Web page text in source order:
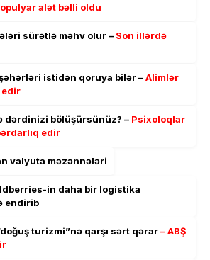
alət bəlli oldu
sürətlə məhv olur – Son illərdə
istidən qoruya bilər –Alimlər
edir
dərdinizi bölüşürsünüz? – Psixoloqlar
edir
valyuta məzənnələri
in daha bir logistika
endirib
turizmi”nə qarşı sərt qərar– ABŞ